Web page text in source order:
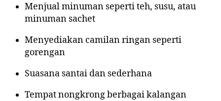
Menjual minuman seperti teh, susu, atau
minuman sachet
Menyediakan camilan ringan seperti
gorengan
Suasana santai dan sederhana
Tempat nongkrong berbagai kalangan